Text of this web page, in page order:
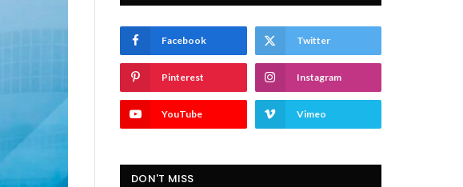
Facebook Twitter
Pinterest Instagram
YouTube Vimeo
DON'T MISS